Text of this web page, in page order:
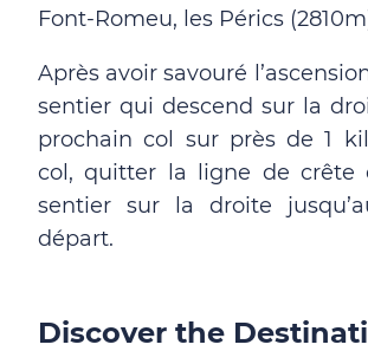
Font-Romeu, les Pérics
Après avoir savouré
sentier qui descend sur la
prochain col sur près de 1
col, quitter la ligne de crête
sentier sur la droite
départ.
Discover the